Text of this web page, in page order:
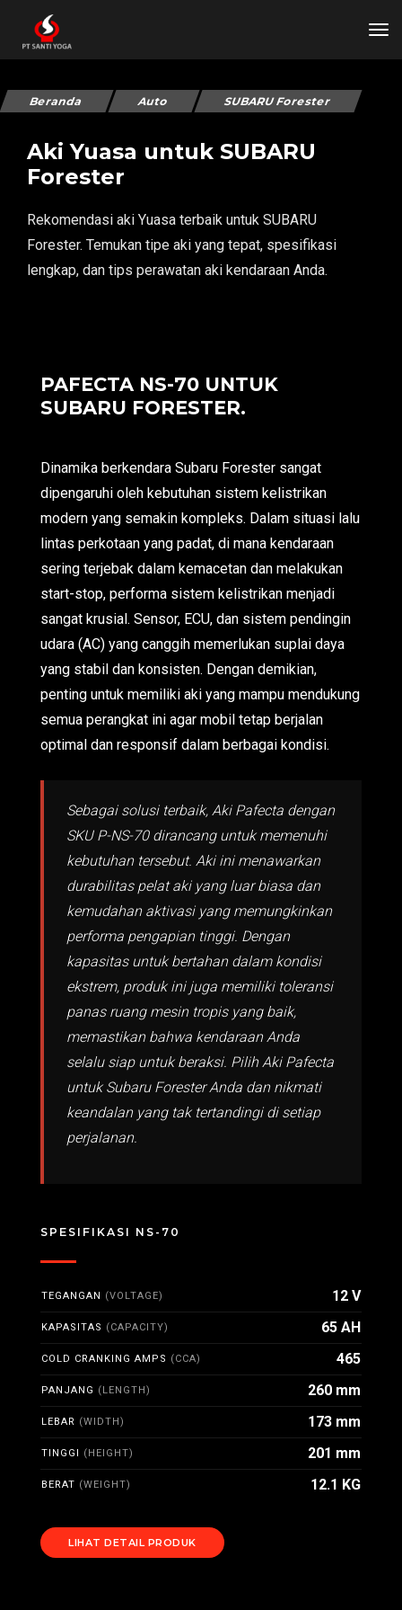
Beranda Auto SUBARU Forester
Aki Yuasa untuk SUBARU
Forester
Rekomendasi aki Yuasa terbaik untuk SUBARU
Forester. Temukan tipe aki yang tepat, spesifikasi
lengkap, dan tips perawatan aki kendaraan Anda.
PAFECTA NS-70 UNTUK
SUBARU FORESTER.
Dinamika berkendara Subaru Forester sangat
dipengaruhi oleh kebutuhan sistem kelistrikan
modern yang semakin kompleks. Dalam situasi lalu
lintas perkotaan yang padat, di mana kendaraan
sering terjebak dalam kemacetan dan melakukan
start-stop, performa sistem kelistrikan menjadi
sangat krusial. Sensor, ECU, dan sistem pendingin
udara (AC) yang canggih memerlukan suplai daya
yang stabil dan konsisten. Dengan demikian,
penting untuk memiliki aki yang mampu mendukung
semua perangkat ini agar mobil tetap berjalan
optimal dan responsif dalam berbagai kondisi.
Sebagai solusi terbaik, Aki Pafecta dengan
SKU P-NS-70 dirancang untuk memenuhi
kebutuhan tersebut. Aki ini menawarkan
durabilitas pelat aki yang luar biasa dan
kemudahan aktivasi yang memungkinkan
performa pengapian tinggi. Dengan
kapasitas untuk bertahan dalam kondisi
ekstrem, produk ini juga memiliki toleransi
panas ruang mesin tropis yang baik,
memastikan bahwa kendaraan Anda
selalu siap untuk beraksi. Pilih Aki Pafecta
untuk Subaru Forester Anda dan nikmati
keandalan yang tak tertandingi di setiap
perjalanan.
SPESIFIKASI NS-70
TEGANGAN (VOLTAGE) 12 V
KAPASITAS (CAPACITY) 65 AH
COLD CRANKING AMPS (CCA) 465
PANJANG (LENGTH) 260 mm
LEBAR (WIDTH) 173 mm
TINGGI (HEIGHT) 201 mm
BERAT (WEIGHT) 12.1 KG
LIHAT DETAIL PRODUK